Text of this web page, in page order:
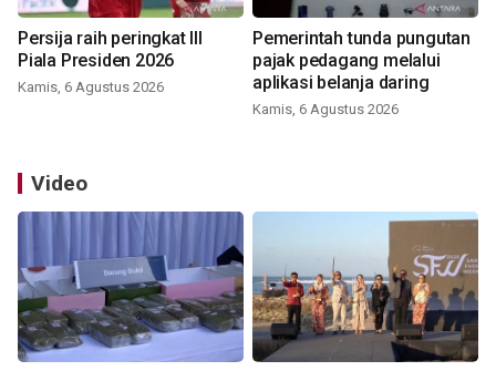
Persija raih peringkat III
Piala Presiden 2026
Kamis, 6 Agustus 2026
Pemerintah tunda pungutan
pajak pedagang melalui
aplikasi belanja daring
Kamis, 6 Agustus 2026
Video